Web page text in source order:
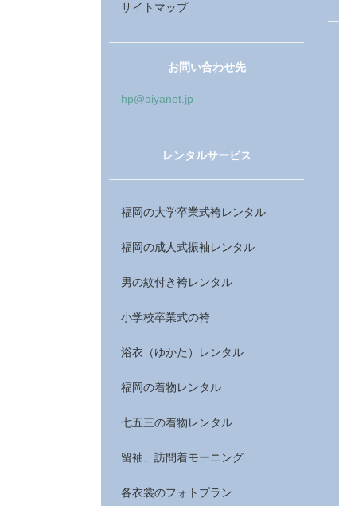
サイトマップ
お問い合わせ先
hp@aiyanet.jp
レンタルサービス
福岡の大学卒業式袴レンタル
福岡の成人式振袖レンタル
男の紋付き袴レンタル
小学校卒業式の袴
浴衣（ゆかた）レンタル
福岡の着物レンタル
七五三の着物レンタル
留袖、訪問着モーニング
各衣裳のフォトプラン